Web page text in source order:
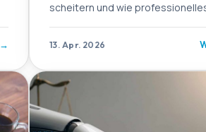
→
scheitern und wie
Kanzleimarketing funktioniert.
13. Apr. 2026